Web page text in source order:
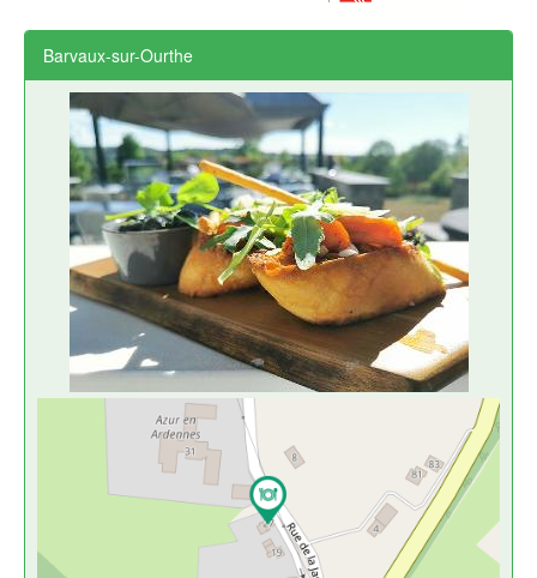
Barvaux-sur-Ourthe